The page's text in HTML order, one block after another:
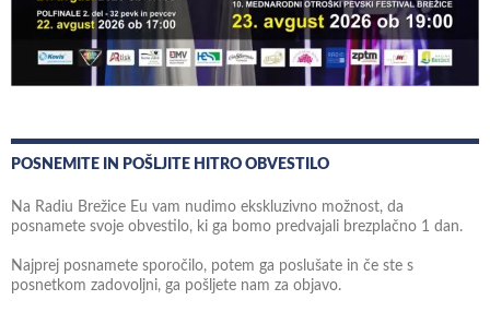
POSNEMITE IN POŠLJITE HITRO OBVESTILO
Na Radiu Brežice Eu vam nudimo ekskluzivno možnost, da
posnamete svoje obvestilo, ki ga bomo predvajali brezplačno 1 dan.
Najprej posnamete sporočilo, potem ga poslušate in če ste s
posnetkom zadovoljni, ga pošljete nam za objavo.